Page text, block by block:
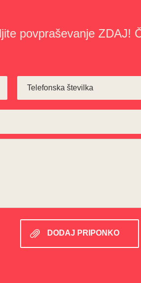
povpraševanje ZDAJ!
DODAJ PRIPONKO